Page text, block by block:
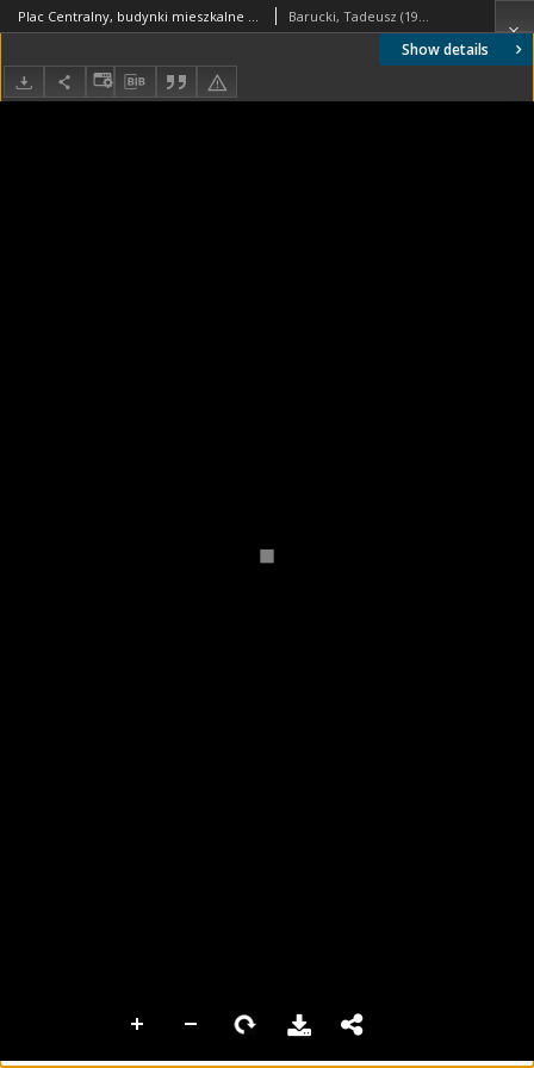
Show details
Plac Centralny, budynki mieszkalne z filarami, Kraków-Nowa Huta Barucki, Tadeusz (1922- ). Fotograf